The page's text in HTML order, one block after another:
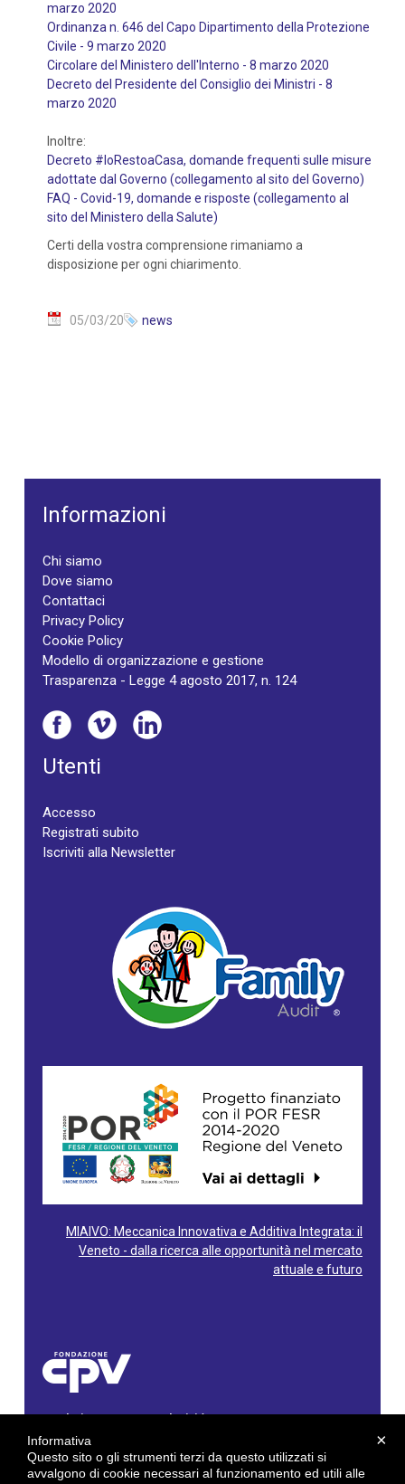
marzo 2020
Ordinanza n. 646 del Capo Dipartimento della Protezione
Civile - 9 marzo 2020
Circolare del Ministero dell'Interno - 8 marzo 2020
Decreto del Presidente del Consiglio dei Ministri - 8
marzo 2020
Inoltre:
Decreto #IoRestoaCasa, domande frequenti sulle misure
adottate dal Governo (collegamento al sito del Governo)
FAQ - Covid-19, domande e risposte (collegamento al
sito del Ministero della Salute)
Certi della vostra comprensione rimaniamo a
disposizione per ogni chiarimento.
05/03/20 news
Informazioni
Chi siamo
Dove siamo
Contattaci
Privacy Policy
Cookie Policy
Modello di organizzazione e gestione
Trasparenza - Legge 4 agosto 2017, n. 124
Utenti
Accesso
Registrati subito
Iscriviti alla Newsletter
MIAIVO: Meccanica Innovativa e Additiva Integrata: il
Veneto - dalla ricerca alle opportunità nel mercato
attuale e futuro
Via Gioacchino Rossini, 60 - 36100 Vicenza - Italy
Tel. 0444/960500 - Fax 0444/1932220
C.F. e P. IVA: 02429800242
×
Informativa
Questo sito o gli strumenti terzi da questo utilizzati si
avvalgono di cookie necessari al funzionamento ed utili alle